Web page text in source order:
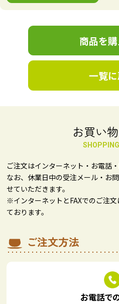
商品を
一覧
お買い
ご注文はインターネット・お電話・
なお、休業日中の受注メール・お
せていただきます。
※インターネットとFAXでのご注
ております。
ご注文方法
お電話で